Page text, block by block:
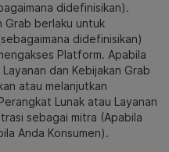
didefinisikan).
Grab berlaku untuk
didefinisikan)
Platform. Apabila
dan Kebijakan Grab
atau melanjutkan
Lunak atau Layanan
sebagai mitra (Apabila
Anda Konsumen).